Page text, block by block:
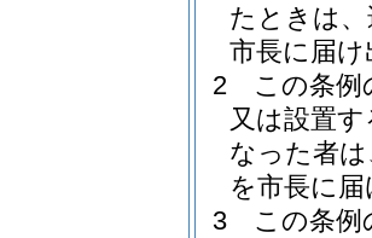
たときは
市長に届
2
この条例
又は設置
なった者
を市長に
3
この条例